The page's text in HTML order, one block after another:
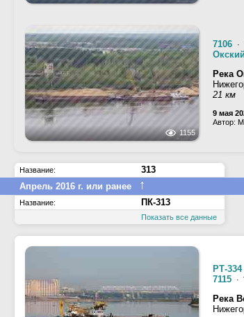
1155
7106 ·
Река
21 км
9 мая
Автор:
Название:
313
Апрель 2016 г. или ранее ↑
Название: ПК-313
Показать все данные
РТ-334
7115 ·
Река